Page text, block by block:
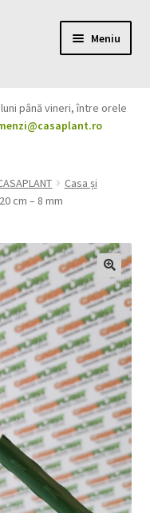
Meniu
copil
Extinde
meniul
copil
Extinde
meniul
copil
până vineri, între orele
Casa și
cm – 8 mm